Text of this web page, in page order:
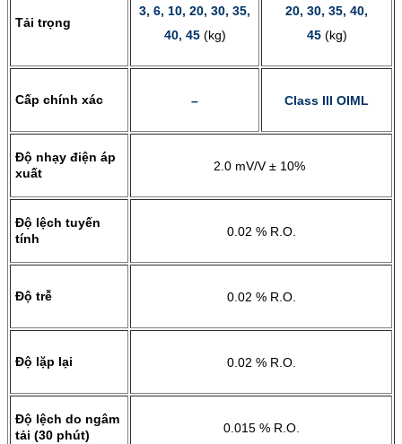
Tải trọng
3, 6, 10, 20, 30, 35,
40, 45 (kg)
20, 30, 35, 40,
45 (kg)
Cấp chính xác – Class III OIML
Độ nhạy điện áp
xuất
2.0 mV/V ± 10%
Độ lệch tuyến
tính
0.02 % R.O.
Độ trễ 0.02 % R.O.
Độ lặp lại 0.02 % R.O.
Độ lệch do ngâm
tải (30 phút)
0.015 % R.O.